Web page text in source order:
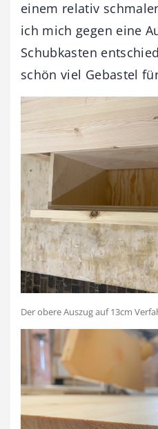
einem relativ
ich mich gegen eine
Schubkasten
schön viel Gebastel
Der obere Auszug auf 13cm